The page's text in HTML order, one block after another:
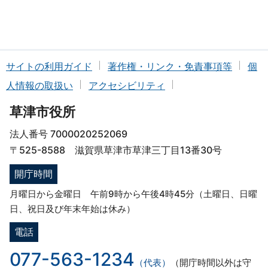
サイトの利用ガイド 著作権・リンク・免責事項等
個
人情報の取扱い
アクセシビリティ
草津市役所
法人番号 7000020252069
〒525-8588 滋賀県草津市草津三丁目13番30号
開庁時間
月曜日から金曜日 午前9時から午後4時45分（土曜日、日曜
日、祝日及び年末年始は休み）
電話
077-563-1234 （代表） （開庁時間以外は守